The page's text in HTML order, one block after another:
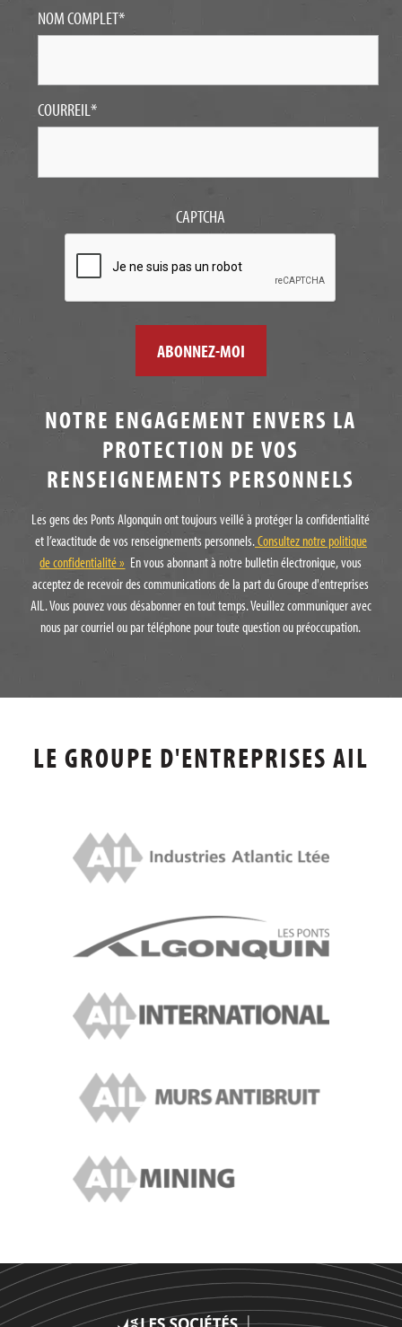
NOM COMPLET*
COURREIL*
CAPTCHA
NOTRE ENGAGEMENT ENVERS LA
PROTECTION DE VOS
RENSEIGNEMENTS PERSONNELS
Les gens des Ponts Algonquin ont toujours veillé à protéger la confidentialité
et l’exactitude de vos renseignements personnels.Consultez notre politique
de confidentialité » En vous abonnant à notre bulletin électronique, vous
acceptez de recevoir des communications de la part du Groupe d'entreprises
AIL. Vous pouvez vous désabonner en tout temps. Veuillez communiquer avec
nous par courriel ou par téléphone pour toute question ou préoccupation.
LE GROUPE D'ENTREPRISES AIL